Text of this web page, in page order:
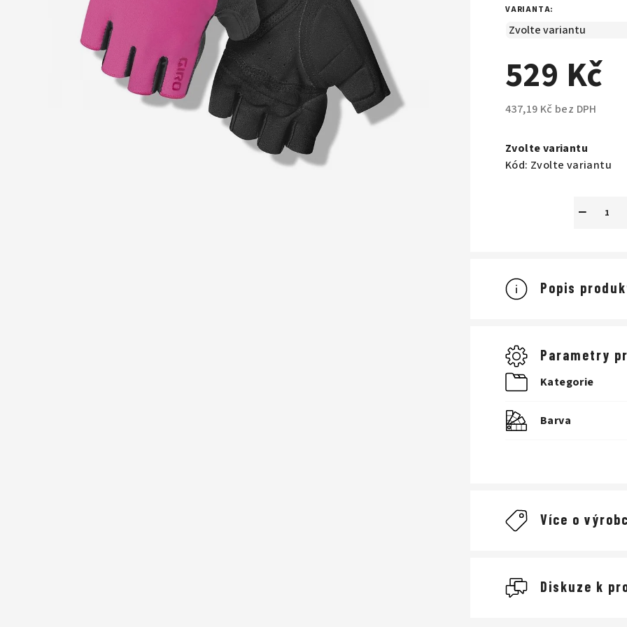
VARIANTA:
529 Kč
437,19 Kč bez DPH
cena:
Zvolte variantu
Kód: Zvolte variantu
−
Popis
VÝSTELKA:
Parametry
Kategorie
Barva
Diskuze k
Více o